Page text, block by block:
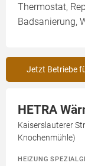
Thermostat,
Badsanierung,
Jetzt Betriebe
HETRA
Kaiserslauterer
Knochenmühle)
HEIZUNG